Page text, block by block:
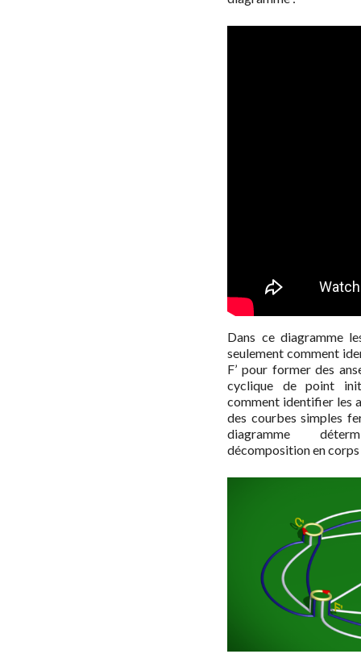
Dans ce diagramme
seulement comment
F’ pour former des
cyclique de point
comment identifier les
des courbes simples
diagramme
décomposition en corps